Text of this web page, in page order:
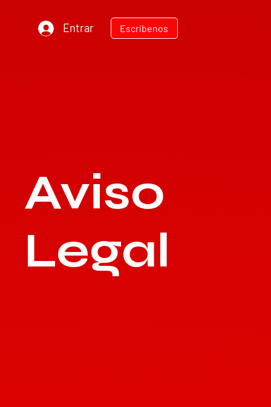
TECN ODIESEL MU
Escríbenos
Entrar
Aviso
Legal